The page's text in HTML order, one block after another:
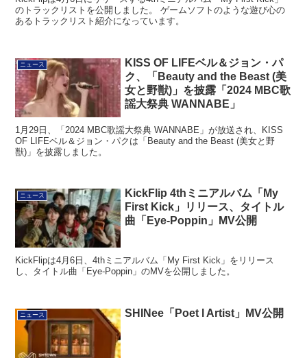
のトラックリストを公開しました。 ゲームソフトのような遊び心の
あるトラックリスト紹介になっています。
ニュース
KISS OF LIFEベル＆ジョン・パ
ク、「Beauty and the Beast (美
女と野獣)」を披露「2024 MBC歌
謡大祭典 WANNABE」
1月29日、「2024 MBC歌謡大祭典 WANNABE」が放送され、KISS
OF LIFEベル＆ジョン・パクは「Beauty and the Beast (美女と野
獣)」を披露しました。
ニュース
KickFlip 4thミニアルバム「My
First Kick」リリース、タイトル
曲「Eye-Poppin」MV公開
KickFlipは4月6日、4thミニアルバム「My First Kick」をリリース
し、タイトル曲「Eye-Poppin」のMVを公開しました。
ニュース SHINee「Poet l Artist」MV公開